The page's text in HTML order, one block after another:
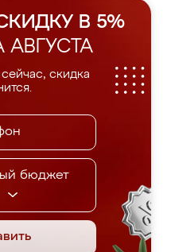
В 5%
скидка
бюджет